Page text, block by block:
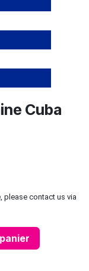
Cuba
please contact us via